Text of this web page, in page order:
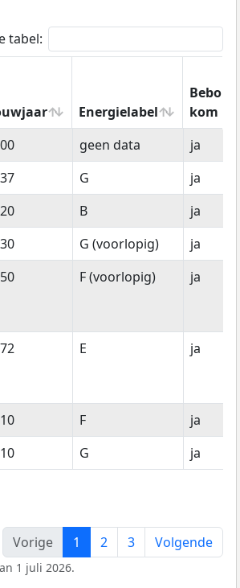
tabel:
Energielabel
kom
Energielabel
kom
geen data
ja
G
ja
B
ja
G (voorlopig)
ja
F (voorlopig) ja
E ja
F
ja
G ja
Vorige
1 2 3 Volgende
1 juli 2026.